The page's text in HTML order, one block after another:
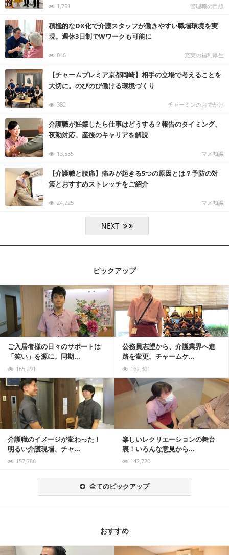
1,751 管理職の目線
積極的なDX化で介護スタッフが働きやすい職場環境を実
現。週休3日制でWワークも可能に
846 充実の福利厚生
【チャームプレミア京都岡崎】相手の立場で考えることを
大切に。のびのび働ける環境づくり
382 チャーミンのおでかけ
介護職が妊娠したら仕事はどうする？報告のタイミング、
夜勤対応、産後のキャリアを解説
13,535 マメ知識
【介護職と腰痛】痛みが起きる5つの原因とは？予防の対
策とおすすめストレッチをご紹介
24,725 マメ知識
ピックアップ
ご入居者様の日々のサポートは
「笑い」を源に。同期...
165,291
公務員志望から、介護業界へ進
路を変更。チャームケ...
162,301
記事を読む
介護職のイメージが変わった！
明るい介護現場、チャ...
157,786
楽しいレクリエーションの舞台
裏！いろんな意見から...
142,720
記事を読む
全てのピックアップ
おすすめ